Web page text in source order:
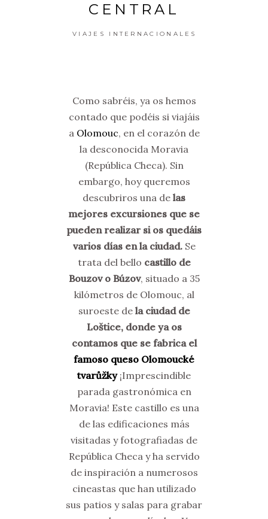
CENTRAL
VIAJES INTERNACIONALES
Como sabréis, ya os hemos
contado que podéis si viajáis
a Olomouc, en el corazón de
la desconocida Moravia
(República Checa). Sin
embargo, hoy queremos
descubriros una de las
mejores excursiones que se
pueden realizar si os quedáis
varios días en la ciudad.Se
trata del bello castillo de
Bouzov o Búzov, situado a 35
kilómetros de Olomouc, al
suroeste de la ciudad de
Loštice, donde ya os
contamos que se fabrica el
famoso queso Olomoucké
tvarůžky¡Imprescindible
parada gastronómica en
Moravia! Este castillo es una
de las edificaciones más
visitadas y fotografiadas de
República Checa y ha servido
de inspiración a numerosos
cineastas que han utilizado
sus patios y salas para grabar